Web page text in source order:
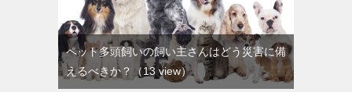
ペット多頭飼いの飼い主さんはどう災害に備
えるべきか？
（13 view）